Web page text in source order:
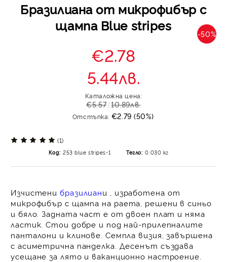
Бразилиана от микрофибър с
щампа Blue stripes
-50%
€2.78
5.44лв.
Каталожна цена:
€5.57 10.89лв.
Отстъпка: €2.79 (50%)
(1)
Код: 253 blue stripes-1 Тегло: 0.030 кг
Изчистени бразилиани , изработена от
микрофибър с щампа на раета, решени в синьо
и бяло. Задната част е от двоен плат и няма
ластик. Стои добре и под най-прилепналите
панталони и клинове. Семпла визия, завършена
с асиметрична панделка. Десенът създава
усещане за лято и ваканционно настроение.